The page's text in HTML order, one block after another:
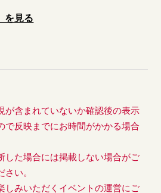
を見る
が含まれていないか確認後の表示
で反映までにお時間がかかる場合
した場合には掲載しない場合がご
い。
しみいただくイベントの運営にご